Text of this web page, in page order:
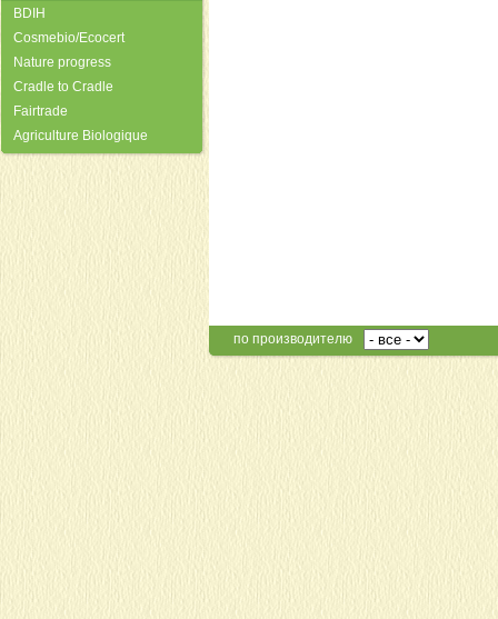
по производителю
BDIH
Cosmebio/Ecocert
Nature progress
Cradle to Cradle
Fairtrade
Agriculture Biologique